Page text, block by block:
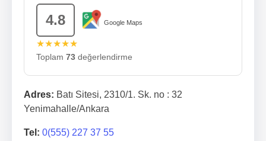
4.8 Google Maps
★★★★★
Toplam 73 değerlendirme
Adres: Batı Sitesi, 2310/1. Sk. no : 32
Yenimahalle/Ankara
Tel: 0(555) 227 37 55